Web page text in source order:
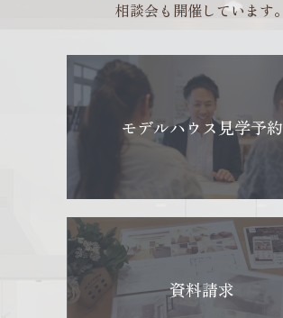
相談会も開催しています。
モデルハウス見学予約
資料請求